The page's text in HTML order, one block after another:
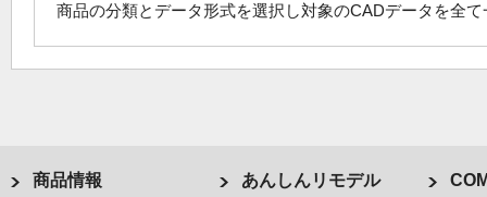
商品の分類とデータ形式を選択し対象のCADデータを全
商品情報 あんしんリモデル